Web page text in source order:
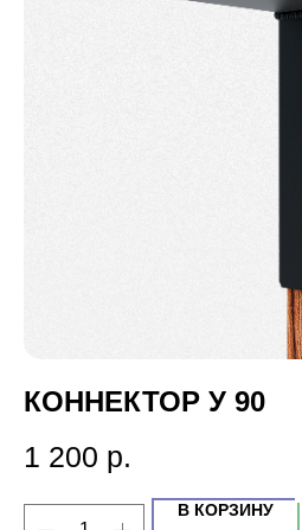
КОННЕКТОР У 90
1 200 р.
В КОРЗИНУ